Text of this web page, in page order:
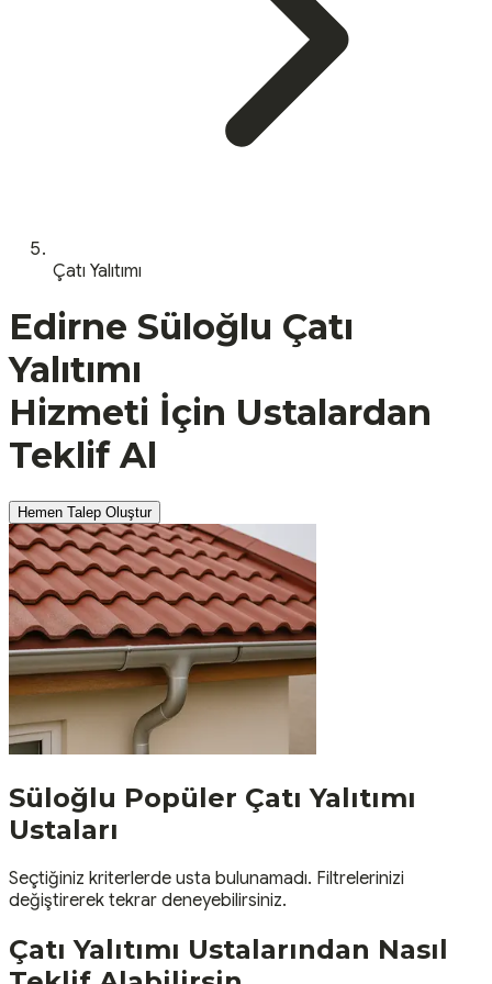
Çatı Yalıtımı
Edirne Süloğlu Çatı
Yalıtımı
Hizmeti İçin Ustalardan
Teklif Al
Hemen Talep Oluştur
Süloğlu Popüler Çatı Yalıtımı
Ustaları
Seçtiğiniz kriterlerde usta bulunamadı. Filtrelerinizi
değiştirerek tekrar deneyebilirsiniz.
Çatı Yalıtımı Ustalarından Nasıl